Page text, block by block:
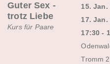
Guter Sex -
trotz Liebe
Kurs für Paare
15. Jan.
17. Jan.
17:30 -
Tromm